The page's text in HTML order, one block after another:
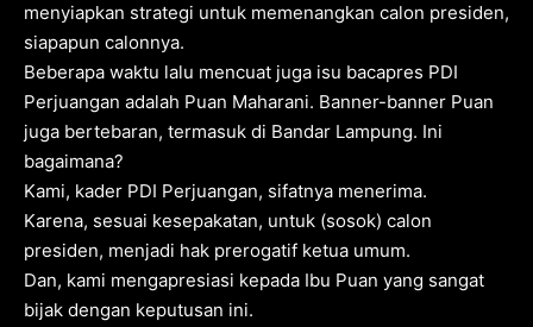
menyiapkan strategi untuk memenangkan calon presiden,
siapapun calonnya.
Beberapa waktu lalu mencuat juga isu bacapres PDI
Perjuangan adalah Puan Maharani. Banner-banner Puan
juga bertebaran, termasuk di Bandar Lampung. Ini
bagaimana?
Kami, kader PDI Perjuangan, sifatnya menerima.
Karena, sesuai kesepakatan, untuk (sosok) calon
presiden, menjadi hak prerogatif ketua umum.
Dan, kami mengapresiasi kepada Ibu Puan yang sangat
bijak dengan keputusan ini.